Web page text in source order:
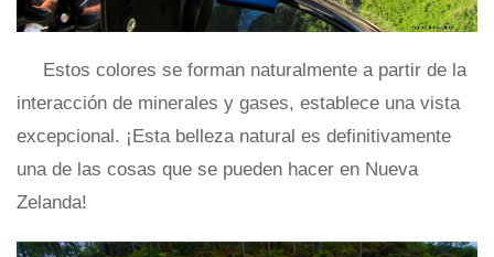
Estos colores se forman naturalmente a partir de la
interacción de minerales y gases, establece una vista
excepcional. ¡Esta belleza natural es definitivamente
una de las cosas que se pueden hacer en Nueva
Zelanda!